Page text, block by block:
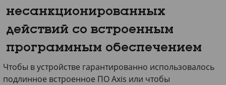
несанкционированных
действий со встроенным
программным обеспечением
Чтобы в устройстве гарантированно использовалось
подлинное встроенное ПО Axis или чтобы